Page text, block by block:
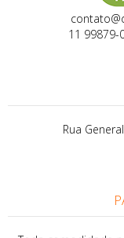
11 99879-
Rua